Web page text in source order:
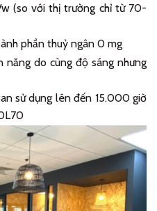
w (so với thị trường chỉ từ 70-
phần thuỷ ngân 0 mg
do cùng độ sáng nhưng
sử dụng lên đến 15.000 giờ